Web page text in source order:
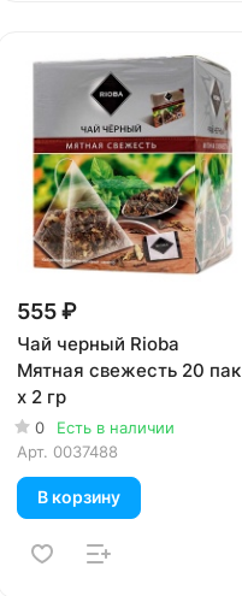
555 ₽
Чай черный Rioba
Мятная свежесть 20 пак
х 2 гр
0
Есть в наличии
Арт. 0037488
В корзину